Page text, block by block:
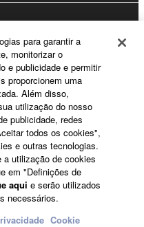
para garantir a
monitorizar o
e publicidade e permitir
proporcionem uma
Além disso,
utilização do nosso
publicidade, redes
todos os cookies",
e outras tecnologias.
a utilização de cookies
em "Definições de
aqui e serão utilizados
necessários.
Cookie